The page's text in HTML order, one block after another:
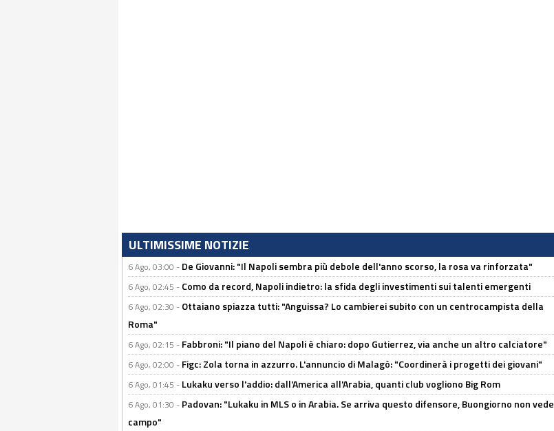
ULTIMISSIME NOTIZIE
6 Ago, 03:00 - De Giovanni: "Il Napoli sembra più debole dell'anno scorso, la rosa va rinforzata"
6 Ago, 02:45 - Como da record, Napoli indietro: la sfida degli investimenti sui talenti emergenti
6 Ago, 02:30 - Ottaiano spiazza tutti: "Anguissa? Lo cambierei subito con un centrocampista della
Roma"
6 Ago, 02:15 - Fabbroni: "Il piano del Napoli è chiaro: dopo Gutierrez, via anche un altro calciatore"
6 Ago, 02:00 - Figc: Zola torna in azzurro. L'annuncio di Malagò: "Coordinerà i progetti dei giovani"
6 Ago, 01:45 - Lukaku verso l'addio: dall'America all'Arabia, quanti club vogliono Big Rom
6 Ago, 01:30 - Padovan: "Lukaku in MLS o in Arabia. Se arriva questo difensore, Buongiorno non vede
campo"